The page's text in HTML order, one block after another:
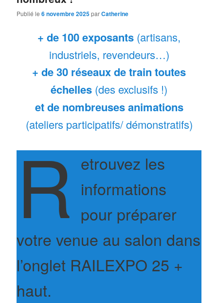
Publié le6 novembre 2025parCatherine
+ de 100 exposants (artisans,
industriels, revendeurs…)
+ de 30 réseaux de train toutes
échelles (des exclusifs !)
et de nombreuses animations
(ateliers participatifs/ démonstratifs)
R etrouvez les
informations
pour préparer
votre venue au salon dans
l’onglet RAILEXPO 25 +
haut.